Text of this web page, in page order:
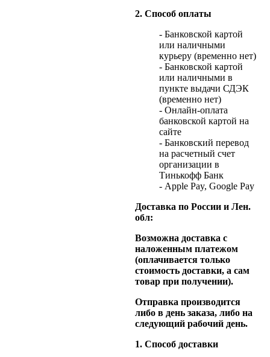
2. Способ оплаты
- Банковской картой
или наличными
курьеру (временно нет)
- Банковской картой
или наличными в
пункте выдачи СДЭК
(временно нет)
- Онлайн-оплата
банковской картой на
сайте
- Банковский перевод
на расчетный счет
организации в
Тинькофф Банк
- Apple Pay, Google Pay
Доставка по России и Лен.
обл:
Возможна доставка с
наложенным платежом
(оплачивается только
стоимость доставки, а сам
товар при получении).
Отправка производится
либо в день заказа, либо на
следующий рабочий день.
1. Способ доставки